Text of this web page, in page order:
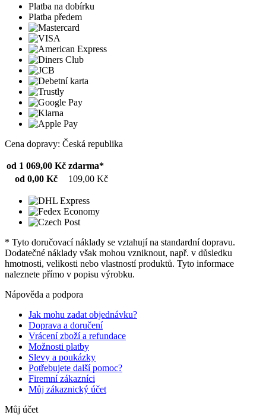
Platba na dobírku
Platba předem
Cena dopravy: Česká republika
od 1 069,00 Kč zdarma*
od 0,00 Kč
109,00 Kč
* Tyto doručovací náklady se vztahují na standardní dopravu.
Dodatečné náklady však mohou vzniknout, např. v důsledku
hmotnosti, velikosti nebo vlastností produktů. Tyto informace
naleznete přímo v popisu výrobku.
Nápověda a podpora
Jak mohu zadat objednávku?
Doprava a doručení
Vrácení zboží a refundace
Možnosti platby
Slevy a poukázky
Potřebujete další pomoc?
Firemní zákazníci
Můj zákaznický účet
Můj účet